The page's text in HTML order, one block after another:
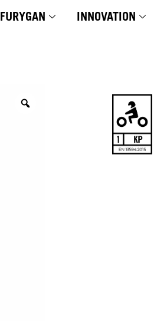
FURYGAN INNOVATION